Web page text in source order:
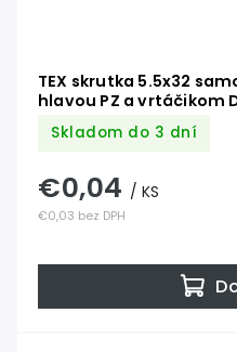
TEX skrutka 5.5x32
hlavou PZ a vrtáčikom
Skladom do 3 dní
€0,03 bez DPH
€0,04 / KS